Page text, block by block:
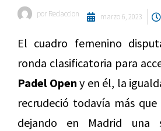
por Redaccion marzo 6, 2023
El cuadro femenino
ronda clasificatoria para
Padel Open y en él, la
recrudeció todavía más
dejando en Madrid una